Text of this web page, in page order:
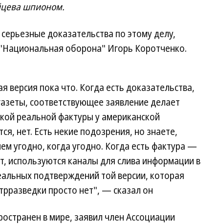
шпионом.
доказательства по этому делу,
оборона" Игорь Коротченко.
пока что. Когда есть доказательства,
соответствующее заявление делает
реальной фактуры у американской
нет. Есть некие подозрения, но знаете,
угодно, когда угодно. Когда есть фактура —
используются каналы для слива информации в
подтверждений той версии, которая
просто нет", — сказал он
в мире, заявил член Ассоциации